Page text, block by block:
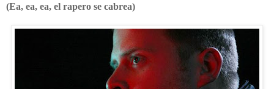
(Ea, ea, ea, el rapero se cabrea)